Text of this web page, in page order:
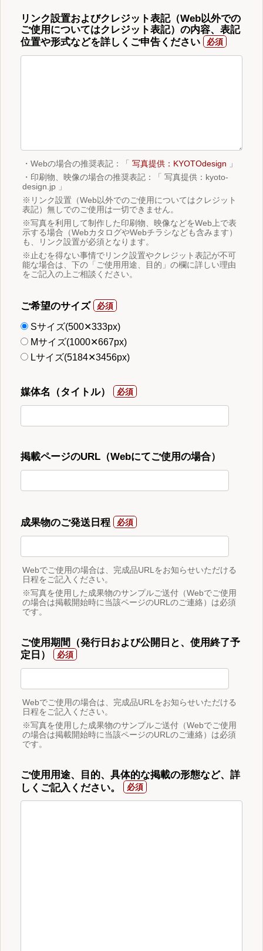
リンク設置およびクレジット表記（Web以外での
ご使用についてはクレジット表記）の内容、表記
位置や形式などを詳しくご申告ください
・Webの場合の推奨表記：「 写真提供：KYOTOdesign 」
・印刷物、映像の場合の推奨表記：「 写真提供：kyoto-
design.jp 」
※リンク設置（Web以外でのご使用についてはクレジット
表記）無しでのご使用は一切できません。
※写真を利用して制作した印刷物、映像などをWeb上で表
示する場合（WebカタログやWebチラシなども含みます）
も、リンク設置が必須となります。
※止むを得ない事情でリンク設置やクレジット表記が不可
能な場合は、下の「ご使用用途、目的」の欄に詳しい理由
をご記入の上ご相談ください。
ご希望のサイズ
Sサイズ(500✕333px)
Mサイズ(1000✕667px)
Lサイズ(5184✕3456px)
媒体名（タイトル）
掲載ページのURL（Webにてご使用の場合）
成果物のご発送日程
Webでご使用の場合は、完成品URLをお知らせいただける
日程をご記入ください。
※写真を使用した成果物のサンプルご送付（Webでご使用
の場合は掲載開始時に当該ページのURLのご連絡）は必須
です。
ご使用期間（発行日および公開日と、使用終了予
定日）
Webでご使用の場合は、完成品URLをお知らせいただける
日程をご記入ください。
※写真を使用した成果物のサンプルご送付（Webでご使用
の場合は掲載開始時に当該ページのURLのご連絡）は必須
です。
ご使用用途、目的、具体的な掲載の形態など、詳
しくご記入ください。